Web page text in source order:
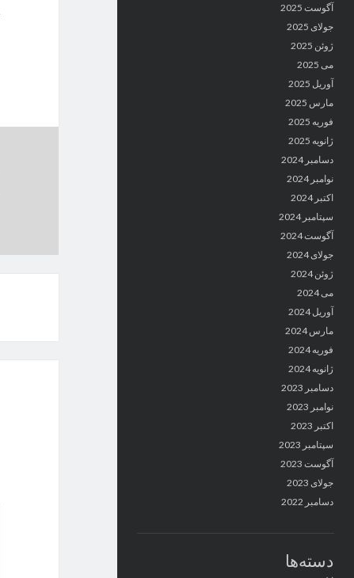
آگوست 2025
جولای 2025
ژوئن 2025
می 2025
آوریل 2025
مارس 2025
فوریه 2025
ژانویه 2025
دسامبر 2024
نوامبر 2024
اکتبر 2024
سپتامبر 2024
آگوست 2024
جولای 2024
ژوئن 2024
می 2024
آوریل 2024
مارس 2024
فوریه 2024
ژانویه 2024
دسامبر 2023
نوامبر 2023
اکتبر 2023
سپتامبر 2023
آگوست 2023
جولای 2023
دسامبر 2022
دسته‌ها